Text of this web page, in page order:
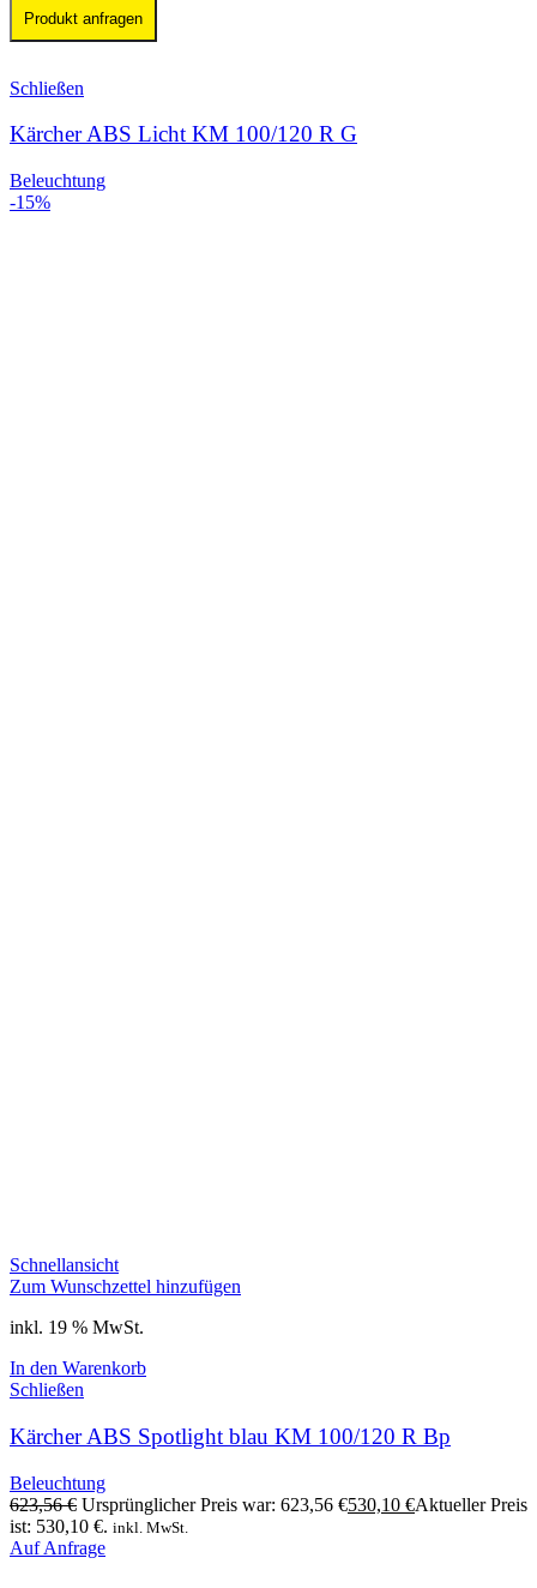
Produkt anfragen
Schließen
Kärcher ABS Licht KM 100/120 R G
Beleuchtung
-15%
Schnellansicht
Zum Wunschzettel hinzufügen
inkl. 19 % MwSt.
In den Warenkorb
Schließen
Kärcher ABS Spotlight blau KM 100/120 R Bp
Beleuchtung
623,56€ Ursprünglicher Preis war: 623,56 €530,10 €Aktueller Preis
ist: 530,10 €. inkl. MwSt.
Auf Anfrage